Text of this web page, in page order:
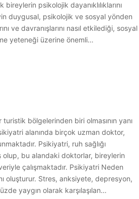
psikolojik dayanıklılıklarını
duygusal, psikolojik ve sosyal yönden
ve davranışlarını nasıl etkilediği, sosyal
yeteneği üzerine önemli…
bölgelerinden biri olmasının yanı
alanında birçok uzman doktor,
Psikiyatri, ruh sağlığı
olup, bu alandaki doktorlar, bireylerin
çalışmaktadır. Psikiyatri Neden
oluşturur. Stres, anksiyete, depresyon,
yaygın olarak karşılaşılan…